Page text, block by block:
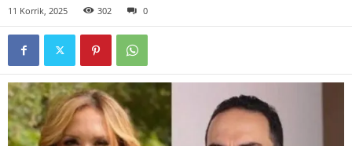
11 Korrik, 2025 302 0